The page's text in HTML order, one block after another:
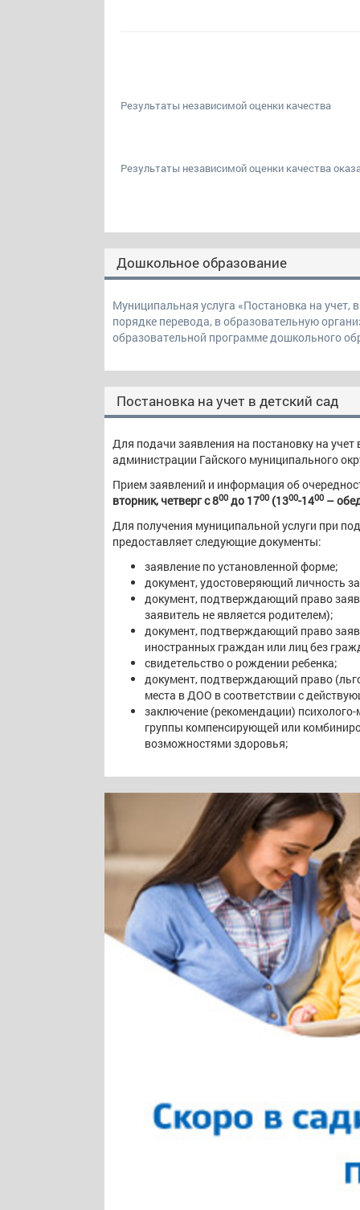
Результаты независимой оценки качества
Результаты независимой оценки качества
Дошкольное образование
Муниципальная услуга «Постановка на
порядке перевода, в образовательную
образовательной программе дошкольного
Постановка на учет в детский сад
Для подачи заявления на постановку на
администрации Гайского муниципального
Прием заявлений и информация об
вторник, четверг с 800 до 1700 (1300-1400 –
Для получения муниципальной услуги при
предоставляет следующие документы:
заявление по установленной форме;
документ, удостоверяющий личность
документ, подтверждающий право
заявитель не является родителем);
документ, подтверждающий право
иностранных граждан или лиц без
свидетельство о рождении ребенка;
документ, подтверждающий право
места в ДОО в соответствии с
заключение (рекомендации)
группы компенсирующей или
возможностями здоровья;